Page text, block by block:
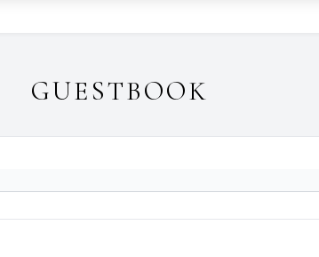
GUESTBOOK